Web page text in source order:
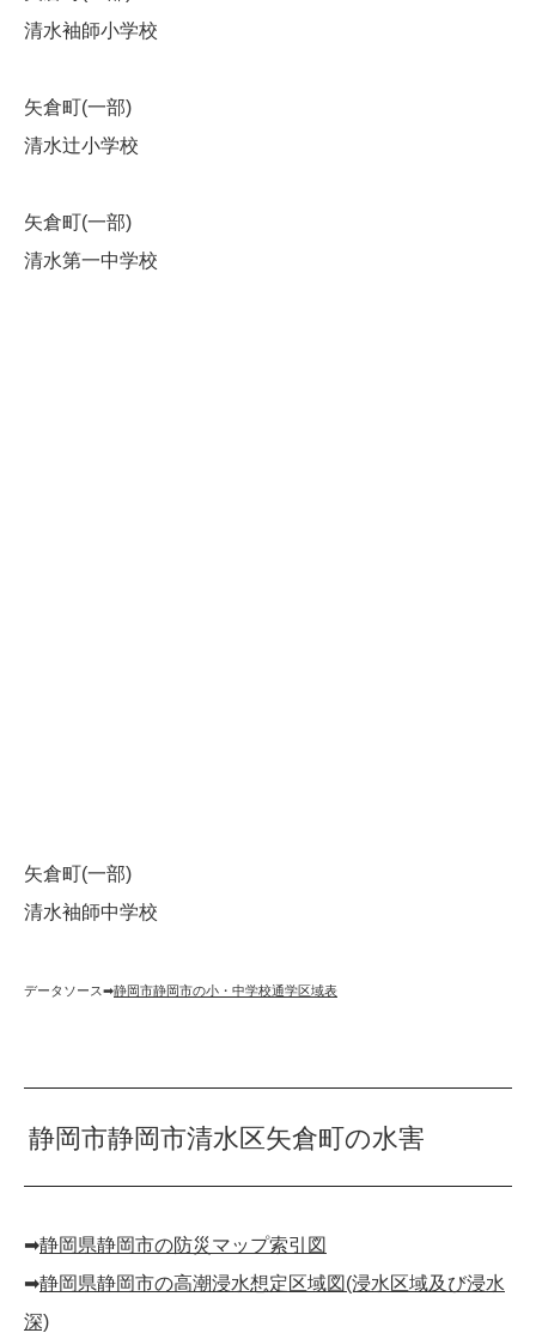
清水袖師小学校
矢倉町(一部)
清水辻小学校
矢倉町(一部)
清水第一中学校
矢倉町(一部)
清水袖師中学校
データソース➡︎静岡市静岡市の小・中学校通学区域表
静岡市静岡市清水区矢倉町の水害
➡︎静岡県静岡市の防災マップ索引図
➡︎静岡県静岡市の高潮浸水想定区域図(浸水区域及び浸水
深)